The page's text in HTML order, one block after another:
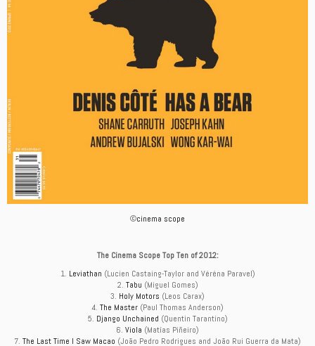
cinema scope
©
The Cinema Scope Top Ten of 2012:
1. Leviathan (Lucien Castaing-Taylor and Véréna Paravel)
2.Tabu(Miguel Gomes)
3.Holy Motors (Leos Carax)
4.The Master (Paul Thomas Anderson)
5.Django Unchained (Quentin Tarantino)
6.Viola (Matías Piñeiro)
7.The Last Time I Saw Macao (João Pedro Rodrigues and João Rui Guerra da Mata)